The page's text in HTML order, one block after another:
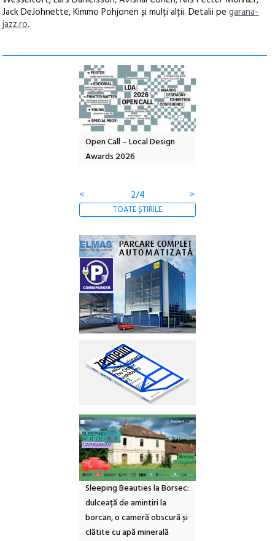
Jack DeJohnette, Kimmo Pohjonen și mulți alții. Detalii pegarana-
jazz.ro.
Open Call – Local Design
Awards 2026
<
2/4 >
TOATE ȘTIRILE
Sleeping Beauties la Borsec:
dulceață de amintiri la
borcan, o cameră obscură și
clătite cu apă minerală